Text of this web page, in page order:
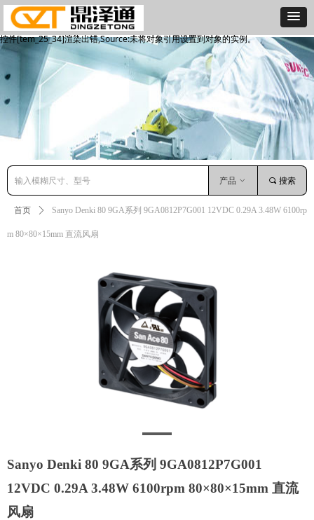
Sanyo Denki 80 9GA系列 9GA0812P7G001
12VDC 0.29A 3.48W 6100rpm 80×80×15mm 直流
风扇
控件[tem_25_34]渲染出错,Source:未将对象引用设置到对象的实例。
首页 ꄲ Sanyo Denki 80 9GA系列 9GA0812P7G001 12VDC 0.29A 3.48W 6100rp
m 80×80×15mm 直流风扇
끠 搜索
产品 ꀁ
控件[tem_25_34]渲染出错,Source:未将对象引用设置到对象的实例。